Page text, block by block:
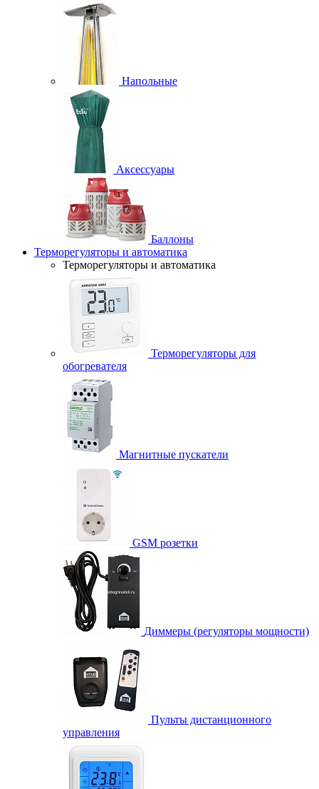
Напольные
Аксессуары
Баллоны
Терморегуляторы и автоматика
Терморегуляторы и автоматика
Терморегуляторы для
обогревателя
Магнитные пускатели
GSM розетки
Диммеры (регуляторы мощности)
Пульты дистанционного
управления